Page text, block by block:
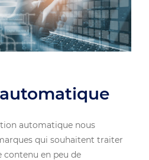
automatique nous
qui souhaitent traiter
contenu en peu de